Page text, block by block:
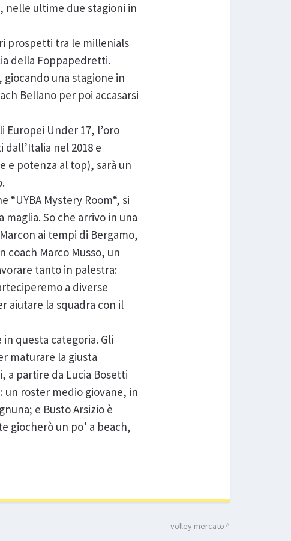
nelle ultime due stagioni in
prospetti tra le millenials
della Foppapedretti.
giocando una stagione in
Bellano per poi accasarsi
Europei Under 17, l’oro
nel 2018 e
e potenza al top), sarà un
Mystery Room“, si
So che arrivo in una
ai tempi di Bergamo,
coach Marco Musso, un
tanto in palestra:
a diverse
aiutare la squadra con il
questa categoria. Gli
maturare la giusta
a partire da Lucia Bosetti
un roster medio giovane, in
e Busto Arsizio è
giocherò un po’ a beach,
volley mercato